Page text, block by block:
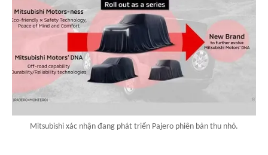
Mitsubishi xác nhận đang phát triển Pajero phiên bản thu nhỏ.